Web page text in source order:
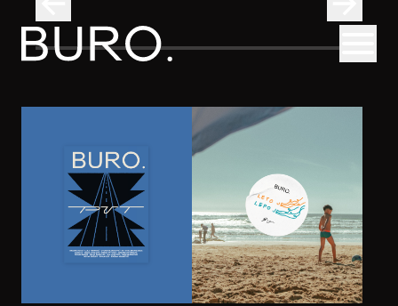
BURO.
NEOBIČNA PRIČA O BLIZNAKINJAMA
KOJE SU INSPIRISALE NOVI
HERCOGOV FILM